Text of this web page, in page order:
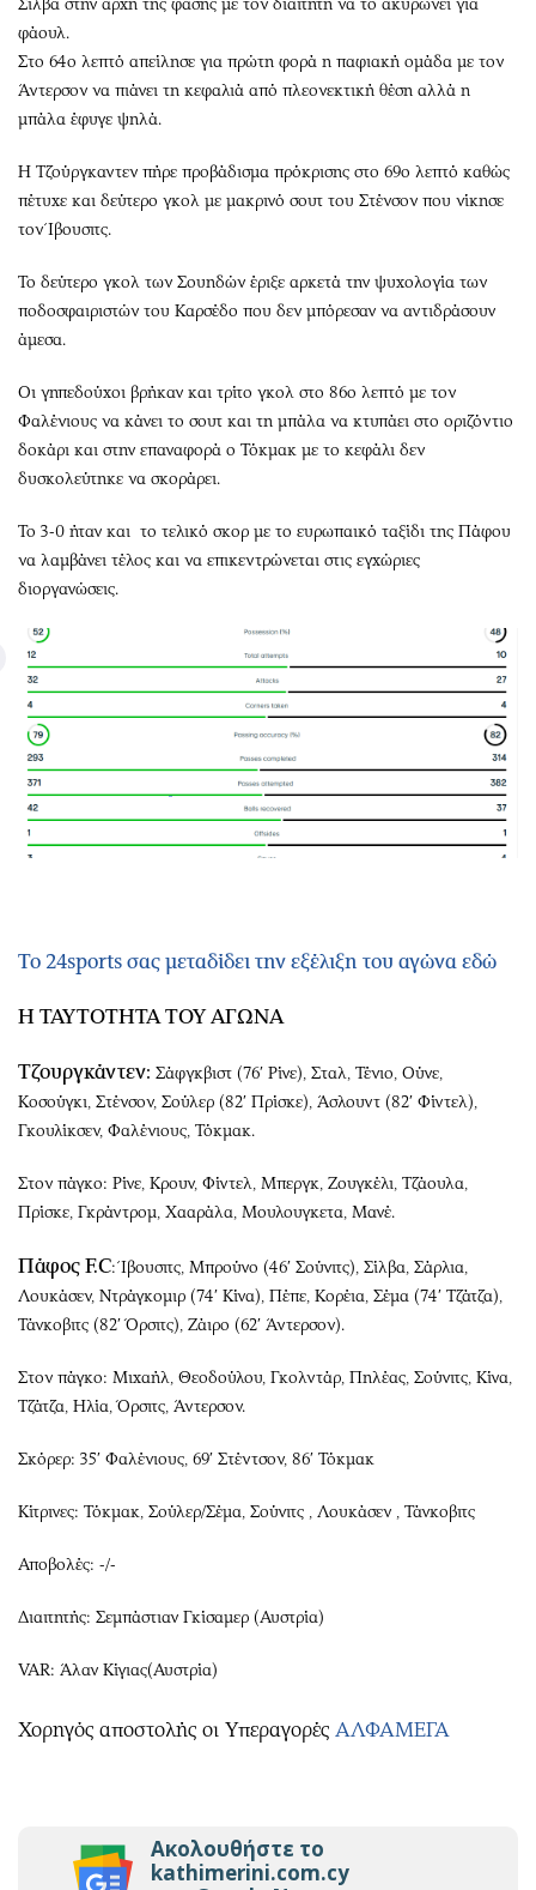
φάουλ.
Στο 64ο λεπτό απείλησε για πρώτη φορά η παφιακή ομάδα με τον
Άντερσον να πιάνει τη κεφαλιά από πλεονεκτική θέση αλλά η
μπάλα έφυγε ψηλά.
Η Τζούργκαντεν πήρε προβάδισμα πρόκρισης στο 69ο λεπτό καθώς
πέτυχε και δεύτερο γκολ με μακρινό σουτ του Στένσον που νίκησε
τον Ίβουσιτς.
Το δεύτερο γκολ των Σουηδών έριξε αρκετά την ψυχολογία των
ποδοσφαιριστών του Καρσέδο που δεν μπόρεσαν να αντιδράσουν
άμεσα.
Οι γηπεδούχοι βρήκαν και τρίτο γκολ στο 86ο λεπτό με τον
Φαλένιους να κάνει το σουτ και τη μπάλα να κτυπάει στο οριζόντιο
δοκάρι και στην επαναφορά ο Τόκμακ με το κεφάλι δεν
δυσκολεύτηκε να σκοράρει.
Το 3-0 ήταν και το τελικό σκορ με το ευρωπαικό ταξίδι της Πάφου
να λαμβάνει τέλος και να επικεντρώνεται στις εγχώριες
διοργανώσεις.
Το 24sports σας μεταδίδει την εξέλιξη του αγώνα εδώ
Η ΤΑΥΤΟΤΗΤΑ ΤΟΥ ΑΓΩΝΑ
Τζουργκάντεν: Σάφγκβιστ (76′ Ρίνε), Σταλ, Τένιο, Ούνε,
Κοσούγκι, Στένσον, Σούλερ (82′ Πρίσκε), Άσλουντ (82′ Φίντελ),
Γκουλίκσεν, Φαλένιους, Τόκμακ.
Στον πάγκο: Ρίνε, Κρουν, Φίντελ, Μπεργκ, Ζουγκέλι, Τζάουλα,
Πρίσκε, Γκράντρομ, Χααράλα, Μουλουγκετα, Μανέ.
Πάφος F.C: Ίβουσιτς, Μπρούνο (46′ Σούνιτς), Σίλβα, Σάρλια,
Λουκάσεν, Ντράγκομιρ (74′ Κίνα), Πέπε, Κορέια, Σέμα (74′ Τζάτζα),
Τάνκοβιτς (82′ Όρσιτς), Ζάιρο (62′ Άντερσον).
Στον πάγκο: Μιχαήλ, Θεοδούλου, Γκολντάρ, Πηλέας, Σούνιτς, Κίνα,
Τζάτζα, Ηλία, Όρσιτς, Άντερσον.
Σκόρερ: 35′ Φαλένιους, 69′ Στέντσον, 86′ Τόκμακ
Κίτρινες: Τόκμακ, Σούλερ/Σέμα, Σούνιτς , Λουκάσεν , Τάνκοβιτς
Αποβολές: -/-
Διαιτητής: Σεμπάστιαν Γκίσαμερ (Αυστρία)
VAR: Άλαν Κίγιας(Αυστρία)
Χορηγός αποστολής οι Υπεραγορές ΑΛΦΑΜΕΓΑ
Ακολουθήστε το
kathimerini.com.cy